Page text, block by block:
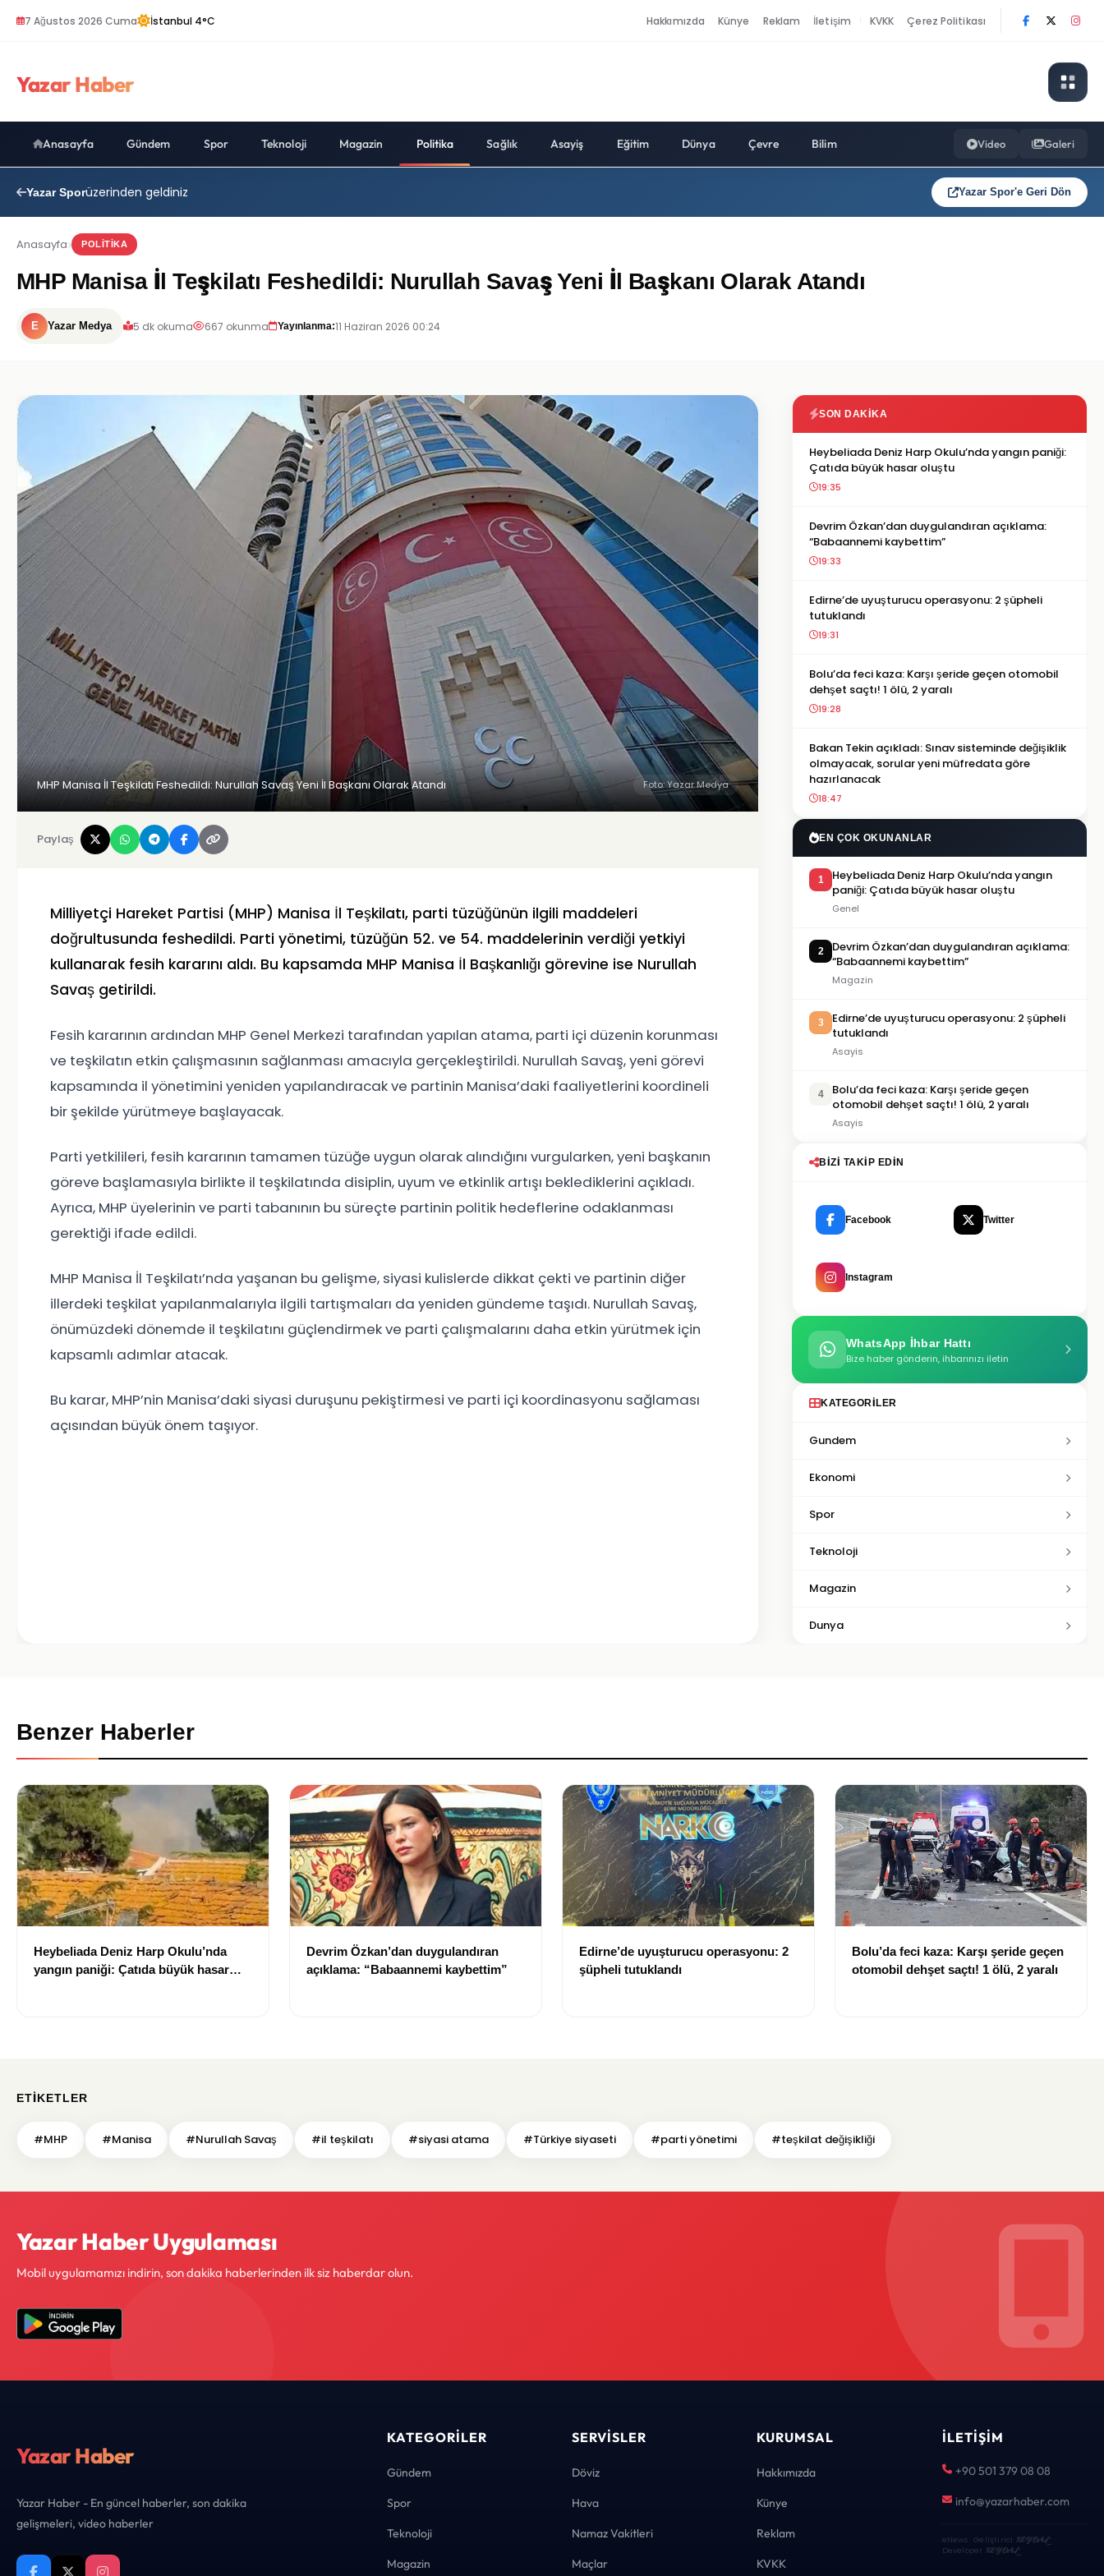
7 Ağustos 2026 Cuma İstanbul 4°C Hakkımızda Künye Reklam İletişim KVKK Çerez Politikası
Yazar Haber
Anasayfa Gündem Spor Teknoloji Magazin Politika Sağlık Asayiş Eğitim Dünya Çevre Bilim Video Galeri
Yazar Sporüzerinden geldiniz Yazar Spor'e Geri Dön
Anasayfa POLITIKA
MHP Manisa İl Teşkilatı Feshedildi: Nurullah Savaş Yeni İl Başkanı Olarak Atandı
E Yazar Medya 5 dk okuma 667 okunma Yayınlanma:11 Haziran 2026 00:24
MHP Manisa İl Teşkilatı Feshedildi: Nurullah Savaş Yeni İl Başkanı Olarak Atandı Foto: Yazar Medya
Paylaş
Milliyetçi Hareket Partisi (MHP) Manisa İl Teşkilatı, parti tüzüğünün ilgili maddeleri
doğrultusunda feshedildi. Parti yönetimi, tüzüğün 52. ve 54. maddelerinin verdiği yetkiyi
kullanarak fesih kararını aldı. Bu kapsamda MHP Manisa İl Başkanlığı görevine ise Nurullah
Savaş getirildi.
Fesih kararının ardından MHP Genel Merkezi tarafından yapılan atama, parti içi düzenin korunması
ve teşkilatın etkin çalışmasının sağlanması amacıyla gerçekleştirildi. Nurullah Savaş, yeni görevi
kapsamında il yönetimini yeniden yapılandıracak ve partinin Manisa’daki faaliyetlerini koordineli
bir şekilde yürütmeye başlayacak.
Parti yetkilileri, fesih kararının tamamen tüzüğe uygun olarak alındığını vurgularken, yeni başkanın
göreve başlamasıyla birlikte il teşkilatında disiplin, uyum ve etkinlik artışı beklediklerini açıkladı.
Ayrıca, MHP üyelerinin ve parti tabanının bu süreçte partinin politik hedeflerine odaklanması
gerektiği ifade edildi.
MHP Manisa İl Teşkilatı’nda yaşanan bu gelişme, siyasi kulislerde dikkat çekti ve partinin diğer
illerdeki teşkilat yapılanmalarıyla ilgili tartışmaları da yeniden gündeme taşıdı. Nurullah Savaş,
önümüzdeki dönemde il teşkilatını güçlendirmek ve parti çalışmalarını daha etkin yürütmek için
kapsamlı adımlar atacak.
Bu karar, MHP’nin Manisa’daki siyasi duruşunu pekiştirmesi ve parti içi koordinasyonu sağlaması
açısından büyük önem taşıyor.
SON DAKIKA
Heybeliada Deniz Harp Okulu’nda yangın paniği:
Çatıda büyük hasar oluştu
19:35
Devrim Özkan’dan duygulandıran açıklama:
“Babaannemi kaybettim”
19:33
Edirne’de uyuşturucu operasyonu: 2 şüpheli
tutuklandı
19:31
Bolu’da feci kaza: Karşı şeride geçen otomobil
dehşet saçtı! 1 ölü, 2 yaralı
19:28
Bakan Tekin açıkladı: Sınav sisteminde değişiklik
olmayacak, sorular yeni müfredata göre
hazırlanacak
18:47
EN ÇOK OKUNANLAR
1
Heybeliada Deniz Harp Okulu’nda yangın
paniği: Çatıda büyük hasar oluştu
Genel
2
Devrim Özkan’dan duygulandıran açıklama:
“Babaannemi kaybettim”
Magazin
3
Edirne’de uyuşturucu operasyonu: 2 şüpheli
tutuklandı
Asayis
4
Bolu’da feci kaza: Karşı şeride geçen
otomobil dehşet saçtı! 1 ölü, 2 yaralı
Asayis
BIZI TAKIP EDIN
Facebook Twitter
Instagram
WhatsApp İhbar Hattı
Bize haber gönderin, ihbarınızı iletin
KATEGORILER
Gundem
Ekonomi
Spor
Teknoloji
Magazin
Dunya
Benzer Haberler
Heybeliada Deniz Harp Okulu’nda
yangın paniği: Çatıda büyük hasar
Devrim Özkan’dan duygulandıran
açıklama: “Babaannemi kaybettim”
Edirne’de uyuşturucu operasyonu: 2
şüpheli tutuklandı
Bolu’da feci kaza: Karşı şeride geçen
otomobil dehşet saçtı! 1 ölü, 2 yaralı
ETIKETLER
#MHP #Manisa #Nurullah Savaş #il teşkilatı #siyasi atama #Türkiye siyaseti #parti yönetimi #teşkilat değişikliği
Yazar Haber Uygulaması
Mobil uygulamamızı indirin, son dakika haberlerinden ilk siz haberdar olun.
Yazar Haber
Yazar Haber - En güncel haberler, son dakika
gelişmeleri, video haberler
KATEGORILER
Gündem
Spor
Teknoloji
Magazin
SERVISLER
Döviz
Hava
Namaz Vakitleri
Maçlar
KURUMSAL
Hakkımızda
Künye
Reklam
KVKK
İLETIŞIM
+90 501 379 08 08
info@yazarhaber.com
eNews · Geliştirici KEYDAL·
Developer KEYDAL